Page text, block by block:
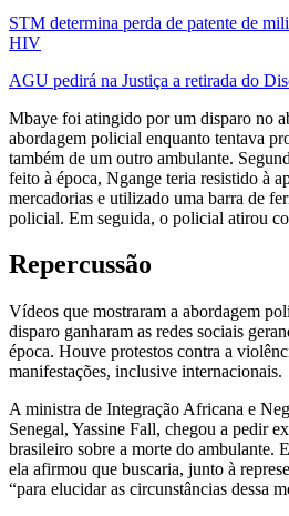
STM determina perda de patente de
HIV
AGU pedirá na Justiça a retirada do
Mbaye foi atingido por um disparo no
abordagem policial enquanto tentava
também de um outro ambulante.
feito à época, Ngange teria resistido à
mercadorias e utilizado uma barra de
policial. Em seguida, o policial atirou
Repercussão
Vídeos que mostraram a abordagem
disparo ganharam as redes sociais
época. Houve protestos contra a
manifestações, inclusive internacionais.
A ministra de Integração Africana e
Senegal, Yassine Fall, chegou a pedir
brasileiro sobre a morte do ambulante.
ela afirmou que buscaria, junto à
“para elucidar as circunstâncias dessa